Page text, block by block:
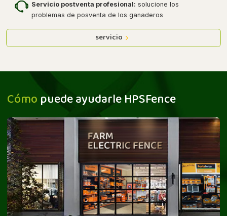
Servicio postventa profesional: solucione los
problemas de posventa de los ganaderos
servicio
Cómopuede ayudarle HPSFence